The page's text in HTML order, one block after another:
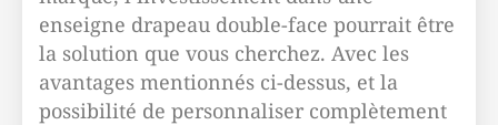
enseigne drapeau double-face pourrait être
la solution que vous cherchez. Avec les
avantages mentionnés ci-dessus, et la
possibilité de personnaliser complètement